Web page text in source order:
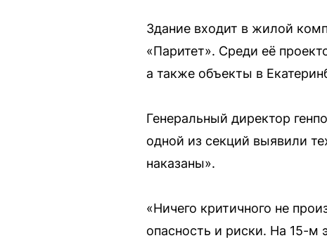
Здание входит в жилой
«Паритет». Среди её
а также объекты в
Генеральный директор
одной из секций выявили
наказаны».
«Ничего критичного не
опасность и риски. На 15-м